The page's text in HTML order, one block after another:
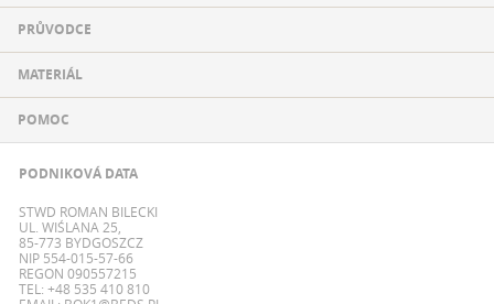
PRŮVODCE
MATERIÁL
POMOC
PODNIKOVÁ DATA
STWD ROMAN BILECKI
UL. WIŚLANA 25,
85-773 BYDGOSZCZ
NIP 554-015-57-66
REGON 090557215
TEL: +48 535 410 810